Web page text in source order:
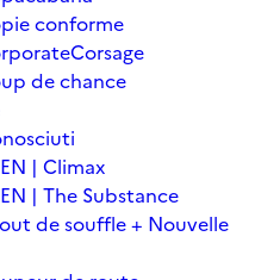
conforme
Corsage
de chance
| Climax
| The Substance
de souffle + Nouvelle